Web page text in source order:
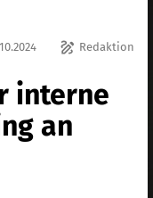
draw Redaktion
interne
an